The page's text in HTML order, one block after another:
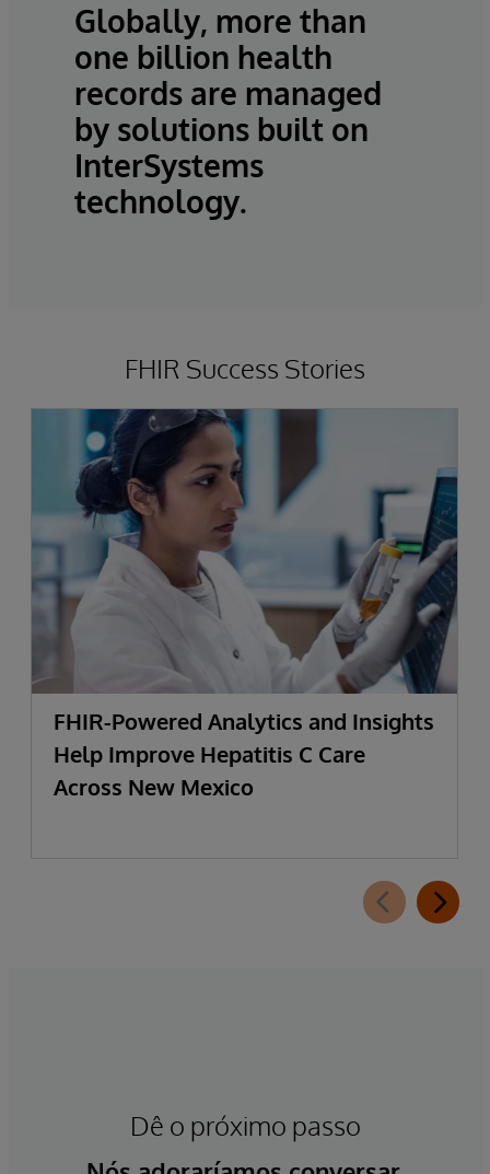
Globally, more than
one billion health
records are managed
by solutions built on
InterSystems
technology.
FHIR Success Stories
FHIR-Powered Analytics and Insights
Help Improve Hepatitis C Care
Across New Mexico
Dê o próximo passo